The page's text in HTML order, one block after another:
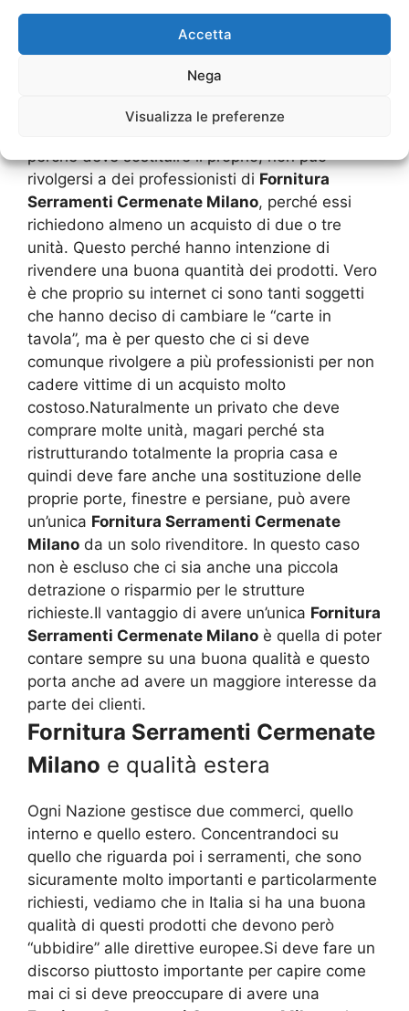
Accetta
Nega
Visualizza le preferenze
Serramenti Cermenate Milanoper il
privato.Tuttavia, negli ultimi anni, ci sono anche
vendita diretta al minuto, ma solo quando ci
sono determinate caratteristiche.Se un utente
perché deve sostituire il proprio, non può
rivolgersi a dei professionisti di Fornitura
Serramenti Cermenate Milano, perché essi
richiedono almeno un acquisto di due o tre
unità. Questo perché hanno intenzione di
rivendere una buona quantità dei prodotti. Vero
è che proprio su internet ci sono tanti soggetti
che hanno deciso di cambiare le “carte in
tavola”, ma è per questo che ci si deve
comunque rivolgere a più professionisti per non
cadere vittime di un acquisto molto
costoso.Naturalmente un privato che deve
comprare molte unità, magari perché sta
ristrutturando totalmente la propria casa e
quindi deve fare anche una sostituzione delle
proprie porte, finestre e persiane, può avere
un’unica Fornitura Serramenti Cermenate
Milano da un solo rivenditore. In questo caso
non è escluso che ci sia anche una piccola
detrazione o risparmio per le strutture
richieste.Il vantaggio di avere un’unica Fornitura
Serramenti Cermenate Milano è quella di poter
contare sempre su una buona qualità e questo
porta anche ad avere un maggiore interesse da
parte dei clienti.
Fornitura Serramenti Cermenate
Milano e qualità estera
Ogni Nazione gestisce due commerci, quello
interno e quello estero. Concentrandoci su
quello che riguarda poi i serramenti, che sono
sicuramente molto importanti e particolarmente
richiesti, vediamo che in Italia si ha una buona
qualità di questi prodotti che devono però
“ubbidire” alle direttive europee.Si deve fare un
discorso piuttosto importante per capire come
mai ci si deve preoccupare di avere una